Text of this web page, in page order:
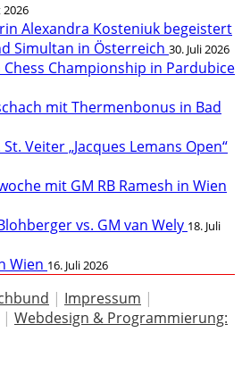
2026
Alexandra Kosteniuk begeistert
Simultan in Österreich 30. Juli 2026
Championship in Pardubice
mit Thermenbonus in Bad
Veiter „Jacques Lemans Open“
mit GM RB Ramesh in Wien
vs. GM van Wely 18. Juli
Wien 16. Juli 2026
| Impressum |
| Webdesign & Programmierung: